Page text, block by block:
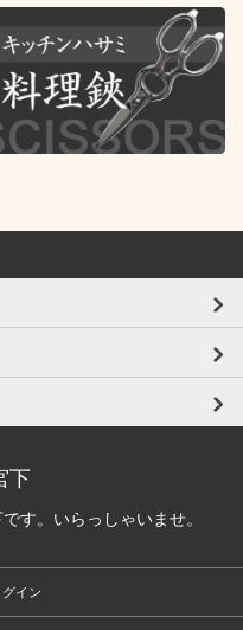
下
す。いらっしゃいませ。
グイン